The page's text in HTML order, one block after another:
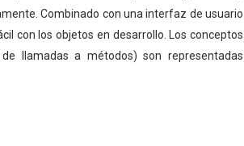
Combinado con una interfaz de usuario
con los objetos en desarrollo. Los conceptos
llamadas a métodos) son representadas